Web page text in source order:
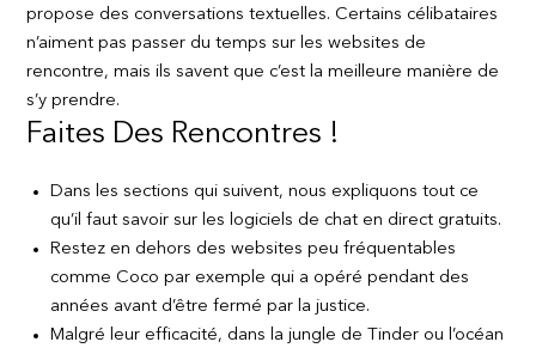
propose des conversations textuelles. Certains célibataires
n’aiment pas passer du temps sur les websites de
rencontre, mais ils savent que c’est la meilleure manière de
s’y prendre.
Faites Des Rencontres !
Dans les sections qui suivent, nous expliquons tout ce
qu’il faut savoir sur les logiciels de chat en direct gratuits.
Restez en dehors des websites peu fréquentables
comme Coco par exemple qui a opéré pendant des
années avant d’être fermé par la justice.
Malgré leur efficacité, dans la jungle de Tinder ou l’océan